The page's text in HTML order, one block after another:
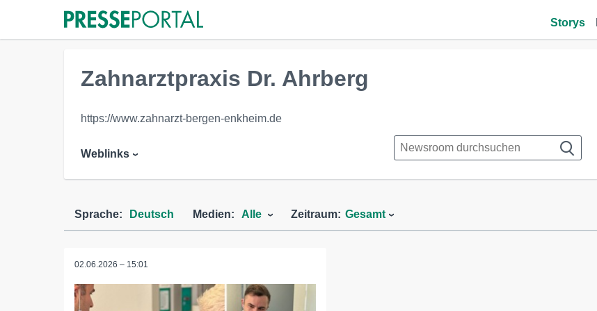
Storys
Zahnarztpraxis Dr. Ahrberg
https://www.zahnarzt-bergen-enkheim.de
Weblinks
Sprache: Deutsch Medien: Alle Zeitraum: Gesamt
02.06.2026 – 15:01